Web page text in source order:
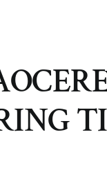
Yoga &
Behandling